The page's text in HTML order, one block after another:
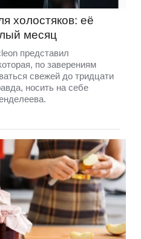
холостяков: её
месяц
представил
по заверениям
свежей до тридцати
носить на себе